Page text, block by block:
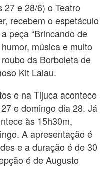
e 28/6) o Teatro
recebem o espetáculo
peça “Brincando de
música e muito
da Borboleta de
Kit Lalau.
e na Tijuca acontece
e domingo dia 28. Já
às 15h30m,
A apresentação é
e a duração é de 30
é de Augusto